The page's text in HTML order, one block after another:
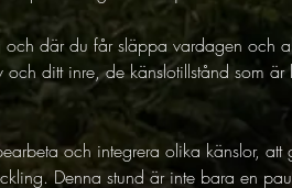
och där du får släppa vardagen och
ditt inre, de känslotillstånd som
och integrera olika känslor,
Denna stund är inte bara en